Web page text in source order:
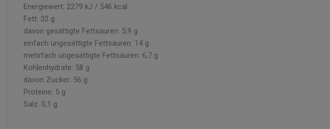
Energiewert: 2279 kJ / 546 kcal
Fett: 32 g
davon gesättigte Fettsäuren: 5,9 g
einfach ungesättigte Fettsäuren: 14 g
mehrfach ungesättigte Fettsäuren: 6,7 g
Kohlenhydrate: 58 g
davon Zucker: 56 g
Proteine: 5 g
Salz: 0,1 g